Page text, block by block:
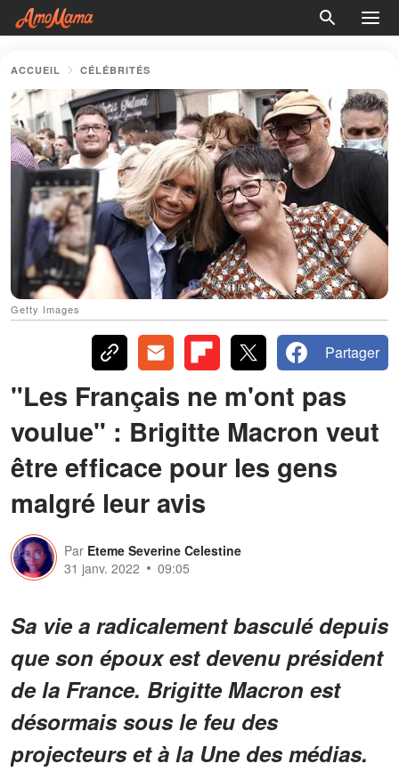
ACCUEIL CÉLÉBRITÉS
Getty Images
Partager
"Les Français ne m'ont pas
voulue" : Brigitte Macron veut
être efficace pour les gens
malgré leur avis
Par Eteme Severine Celestine
31 janv. 2022
09:05
Sa vie a radicalement basculé depuis
que son époux est devenu président
de la France. Brigitte Macron est
désormais sous le feu des
projecteurs et à la Une des médias.